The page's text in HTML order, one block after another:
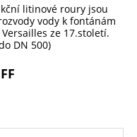
litinové roury jsou
vody k fontánám
ze 17.století.
DN 500)